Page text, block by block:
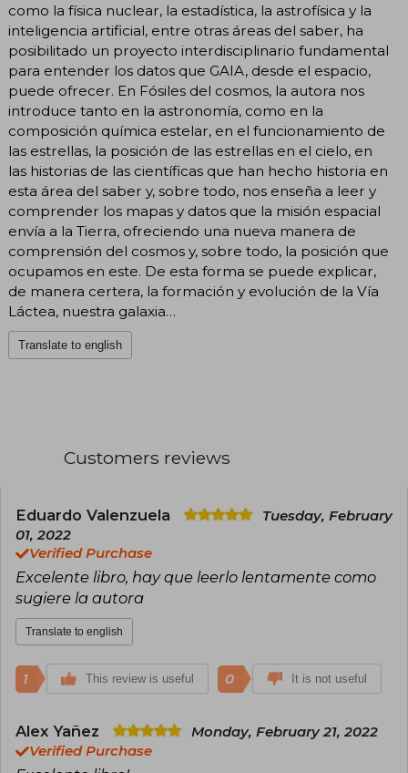
como la física nuclear, la estadística, la astrofísica y la
inteligencia artificial, entre otras áreas del saber, ha
posibilitado un proyecto interdisciplinario fundamental
para entender los datos que GAIA, desde el espacio,
puede ofrecer. En Fósiles del cosmos, la autora nos
introduce tanto en la astronomía, como en la
composición química estelar, en el funcionamiento de
las estrellas, la posición de las estrellas en el cielo, en
las historias de las científicas que han hecho historia en
esta área del saber y, sobre todo, nos enseña a leer y
comprender los mapas y datos que la misión espacial
envía a la Tierra, ofreciendo una nueva manera de
comprensión del cosmos y, sobre todo, la posición que
ocupamos en este. De esta forma se puede explicar,
de manera certera, la formación y evolución de la Vía
Láctea, nuestra galaxia…
Translate to english
Customers reviews
Eduardo Valenzuela
Tuesday, February
01, 2022
Verified Purchase
Excelente libro, hay que leerlo lentamente como
sugiere la autora
Translate to english
1 This review is useful 0 It is not useful
Alex Yañez
Monday, February 21, 2022
Verified Purchase